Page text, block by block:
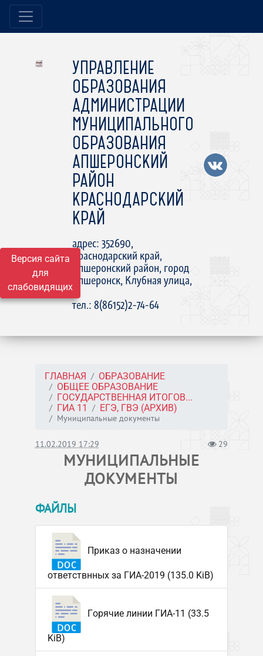
Версия сайта
для
слабовидящих
УПРАВЛЕНИЕ
ОБРАЗОВАНИЯ
АДМИНИСТРАЦИИ
МУНИЦИПАЛЬНОГО
ОБРАЗОВАНИЯ
АПШЕРОНСКИЙ
РАЙОН
КРАСНОДАРСКИЙ
КРАЙ
адрес: 352690,
Краснодарский край,
Апшеронский район, город
Апшеронск, Клубная улица,
15
тел.: 8(86152)2-74-64
ГЛАВНАЯ
ОБРАЗОВАНИЕ
ОБЩЕЕ ОБРАЗОВАНИЕ
ГОСУДАРСТВЕННАЯ ИТОГОВ...
ГИА 11
ЕГЭ, ГВЭ (АРХИВ)
Муниципальные документы
11.02.2019 17:29 29
МУНИЦИПАЛЬНЫЕ
ДОКУМЕНТЫ
ФАЙЛЫ
Приказ о назначении
ответствнных за ГИА-2019 (135.0 KiB)
Горячие линии ГИА-11 (33.5
KiB)